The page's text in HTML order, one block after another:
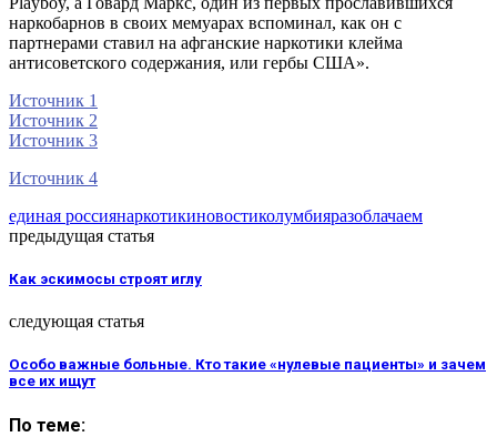
наркобарнов в своих мемуарах вспоминал, как он с
партнерами ставил на афганские наркотики клейма
антисоветского содержания, или гербы США».
Источник 1
Источник 2
Источник 3
Источник 4
единая россиянаркотикиновостиколумбияразоблачаем
предыдущая статья
Как эскимосы строят иглу
следующая статья
Особо важные больные. Кто такие «нулевые пациенты» и зачем
все их ищут
По теме: